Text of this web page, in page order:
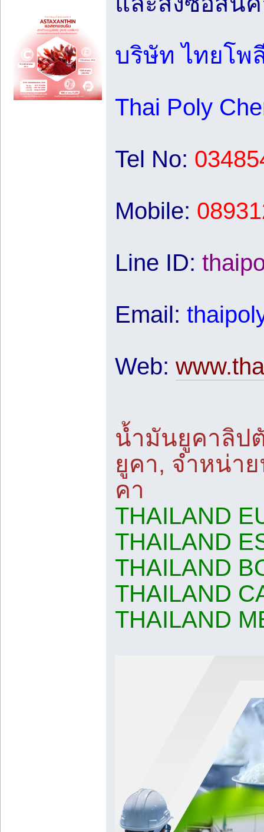
บริษัท ไทยโพ
Thai Poly
Tel No:
Mobile:
Line ID:
Email:
Web:
น้ำมันยูคาลิป
ยูคา, จำหน่า
คา
THAILAND
THAILAND
THAILAND
THAILAND
THAILAND